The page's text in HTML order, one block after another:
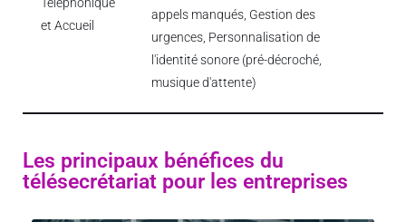
Téléphonique
et Accueil
appels manqués, Gestion des
urgences, Personnalisation de
l'identité sonore (pré-décroché,
musique d'attente)
Les principaux bénéfices du
télésecrétariat pour les entreprises